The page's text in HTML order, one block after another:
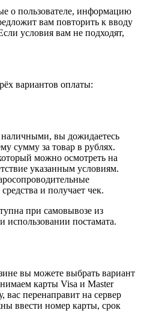
о пользователе, информацию
вам повторить к вводу
условия вам не подходят,
вариантов оплаты:
вы дожидаетесь
сумму за товар в рублях.
можно осмотреть на
указанным условиям.
и получает чек.
при самовывозе из
использовании постамата.
вы можете выбрать вариант
карты Visa и Master
вас перенаправит на сервер
ввести номер карты, срок